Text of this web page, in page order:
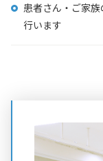
患者さん・ご家
行います